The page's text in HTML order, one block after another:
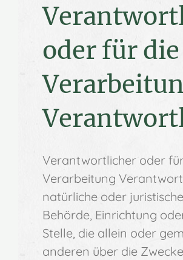
oder für die
Verantwortlicher oder
Verarbeitung
natürliche oder
Behörde, Einrichtung
Stelle, die allein oder
anderen über die